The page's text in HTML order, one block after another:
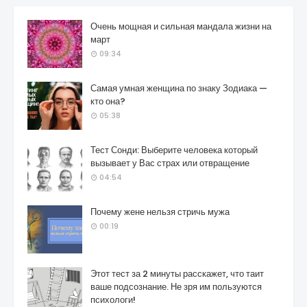
Очень мощная и сильная мандала жизни на
март
09:34
Самая умная женщина по знаку Зодиака —
кто она?
05:38
Тест Сонди: Выберите человека который
вызывает у Вас страх или отвращение
04:54
Почему жене нельзя стричь мужа
00:19
Этот тест за 2 минуты расскажет, что таит
ваше подсознание. Не зря им пользуются
психологи!